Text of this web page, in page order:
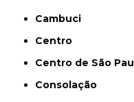
Cambuci
Centro
Centro de São
Consolação